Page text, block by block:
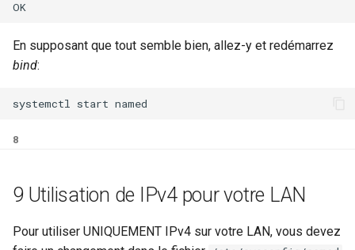
En supposant que tout semble bien, allez-y et redémarrez
bind:
systemctl start
8
9 Utilisation de IPv4 pour votre LAN
Pour utiliser UNIQUEMENT IPv4 sur votre LAN, vous devez